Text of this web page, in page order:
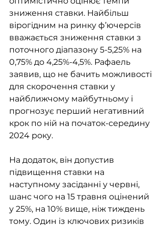
зниження ставки. Найбільш
вірогідним на ринку ф’ючерсів
вважається зниження ставки з
поточного діапазону 5-5,25% на
0,75% до 4,25%-4,5%. Рафаель
заявив, що не бачить можливості
для скорочення ставки у
найближчому майбутньому і
прогнозує перший негативний
крок по ній на початок-середину
2024 року.
На додаток, він допустив
підвищення ставки на
наступному засіданні у червні,
шанс чого на 15 травня оцінений
у 25%, на 10% вище, ніж тиждень
тому. Один із ключових ризиків